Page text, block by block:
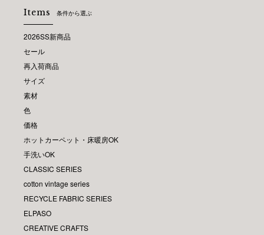
Items 条件から選ぶ
2026SS新商品
セール
再入荷商品
サイズ
素材
色
価格
ホットカーペット・床暖房OK
手洗いOK
CLASSIC SERIES
cotton vintage series
RECYCLE FABRIC SERIES
ELPASO
CREATIVE CRAFTS